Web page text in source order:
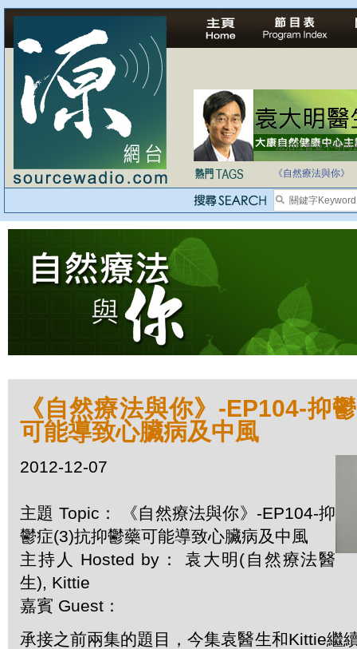
法治社會並不等同
《自然療法與你》
《自然療法與你》-EP104-抑
可能導致心臟病及中風
2012-12-07
主題 Topic： 《自然療法與你》-EP104-抑
鬱症(3)抗抑鬱藥可能導致心臟病及中風
主持人 Hosted by： 袁大明(自然療法醫
生), Kittie
嘉賓 Guest：
承接之前兩集的題目，今集袁醫生和Kittie繼